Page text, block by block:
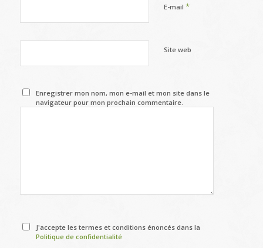
E-mail *
Site web
Enregistrer mon nom, mon e-mail et mon site dans le
navigateur pour mon prochain commentaire.
J'accepte les termes et conditions énoncés dans la
Politique de confidentialité